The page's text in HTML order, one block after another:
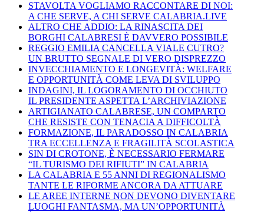
STAVOLTA VOGLIAMO RACCONTARE DI NOI:
A CHE SERVE, A CHI SERVE CALABRIA.LIVE
ALTRO CHE ADDIO: LA RINASCITA DEI
BORGHI CALABRESI È DAVVERO POSSIBILE
REGGIO EMILIA CANCELLA VIALE CUTRO?
UN BRUTTO SEGNALE DI VERO DISPREZZO
INVECCHIAMENTO E LONGEVITÀ: WELFARE
E OPPORTUNITÀ COME LEVA DI SVILUPPO
INDAGINI, IL LOGORAMENTO DI OCCHIUTO
IL PRESIDENTE ASPETTA L’ARCHIVIAZIONE
ARTIGIANATO CALABRESE, UN COMPARTO
CHE RESISTE CON TENACIA A DIFFICOLTÀ
FORMAZIONE, IL PARADOSSO IN CALABRIA
TRA ECCELLENZA E FRAGILITÀ SCOLASTICA
SIN DI CROTONE, È NECESSARIO FERMARE
“IL TURISMO DEI RIFIUTI” IN CALABRIA
LA CALABRIA E 55 ANNI DI REGIONALISMO
TANTE LE RIFORME ANCORA DA ATTUARE
LE AREE INTERNE NON DEVONO DIVENTARE
LUOGHI FANTASMA, MA UN’OPPORTUNITÀ